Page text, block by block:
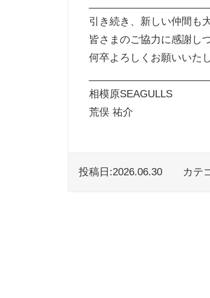
引き続き、新しい仲間も
皆さまのご協力に感謝し
何卒よろしくお願いいた
相模原SEAGULLS
荒俣 祐介
投稿日:2026.06.30 カテ